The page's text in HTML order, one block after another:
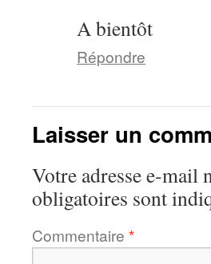
A bientôt
Répondre
Laisser un
Votre adresse e-mail
obligatoires sont
Commentaire *